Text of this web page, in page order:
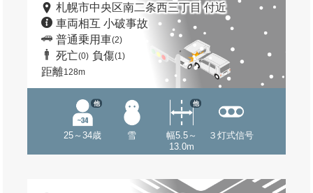
札幌市中央区南二条西三丁目 付近
車両相互 小破事故
普通乗用車(2)
死亡(0) 負傷(1)
距離128m
25～34歳
他
雪
幅5.5～
13.0m
他
３灯式信号